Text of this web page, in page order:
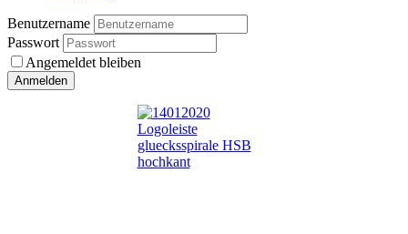
Benutzername
Passwort
Angemeldet bleiben